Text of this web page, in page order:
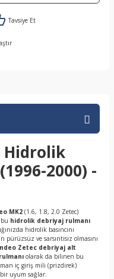
Tavsiye Et
Hidrolik
2000) -
MK2 (1.6, 1.8, 2.0 Zetec)
hidrolik debriyaj rulmanı
hidrolik basıncını
ve sarsıntısız olmasını
Zetec debriyaj alt
olarak da bilinen bu
iç giriş mili (prizdirek)
uyum sağlar.